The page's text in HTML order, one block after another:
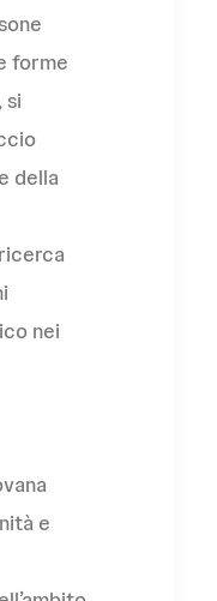
forme
si
della
nei
e